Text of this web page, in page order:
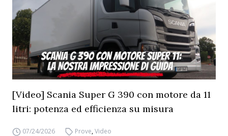
[Video] Scania Super G 390 con motore da 11
litri: potenza ed efficienza su misura
07/24/2026 Prove,Video